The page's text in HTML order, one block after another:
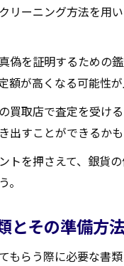
リーニング方法を用
偽を証明するための
額が高くなる可能性が
買取店で査定を受け
出すことができるかも
トを押さえて、銀貨
。
とその準備方
もらう際に必要な書